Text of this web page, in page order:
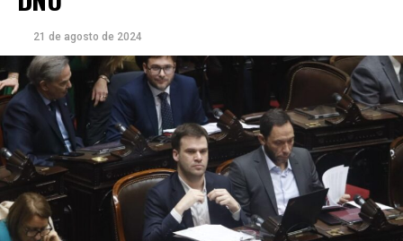
21 de agosto de 2024